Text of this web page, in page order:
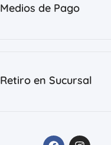
Medios de Pago
Retiro en Sucursal